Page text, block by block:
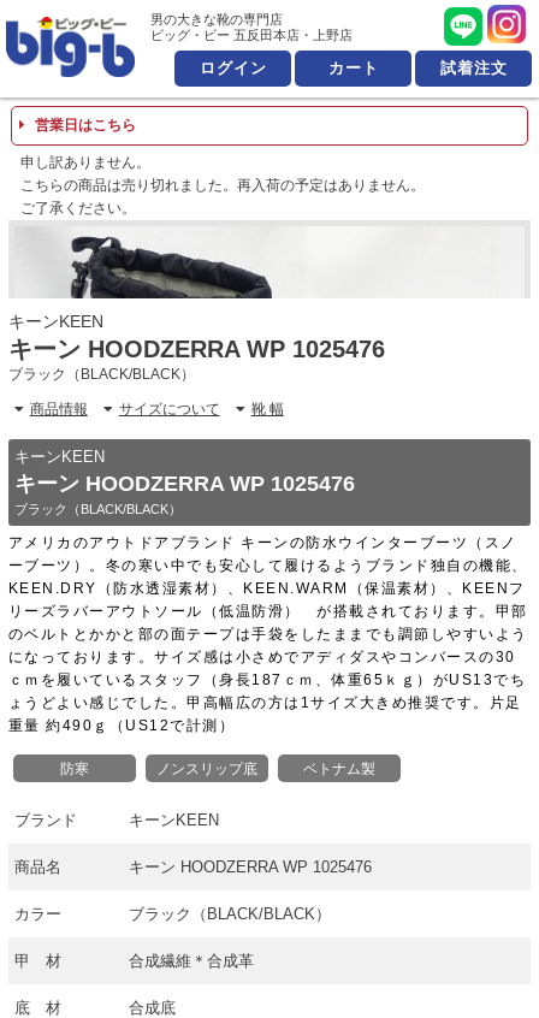
男の大きな靴の専門店 ビッ
男の大きな靴の専門店
ビッグ・ビー 五反田本店・上野店
ログイン カート 試着注文
営業日はこちら
キーンKEEN
キーン HOODZERRA WP 1025476
ブラック（BLACK/BLACK）
商品情報 サイズについて 靴 幅
アメリカのアウトドアブランド キーンの防水ウインターブーツ（スノ
ーブーツ）。冬の寒い中でも安心して履けるようブランド独自の機能、
KEEN.DRY（防水透湿素材）、KEEN.WARM（保温素材）、KEENフ
リーズラバーアウトソール（低温防滑） が搭載されております。甲部
のベルトとかかと部の面テープは手袋をしたままでも調節しやすいよう
になっております。サイズ感は小さめでアディダスやコンバースの30
ｃｍを履いているスタッフ（身長187ｃｍ、体重65ｋｇ）がUS13でち
ょうどよい感じでした。甲高幅広の方は1サイズ大きめ推奨です。片足
重量 約490ｇ（US12で計測）
防寒 ノンスリップ底 ベトナム製
ブランド キーンKEEN
商品名 キーン HOODZERRA WP 1025476
カラー ブラック（BLACK/BLACK）
甲 材 合成繊維＊合成革
底 材 合成底
キーンKEEN
キーン HOODZERRA WP 1025476
ブラック（BLACK/BLACK）
申し訳ありません。
こちらの商品は売り切れました。再入荷の予定はありません。
ご了承ください。